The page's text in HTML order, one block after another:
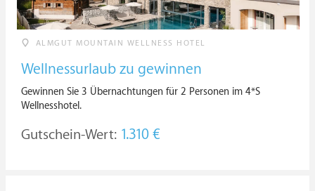
ALMGUT MOUNTAIN WELLNESS HOTEL
Wellnessurlaub zu gewinnen
Gewinnen Sie 3 Übernachtungen für 2 Personen im 4*S
Wellnesshotel.
Gutschein-Wert: 1.310 €